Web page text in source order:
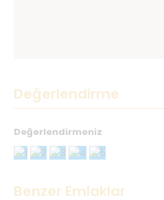
Değerlendirme
Değerlendirmeniz
Teşekkürler
Benzer Emlaklar